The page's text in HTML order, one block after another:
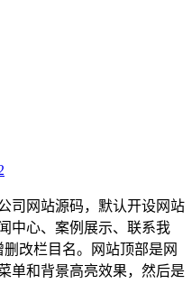
司网站源码，默认开设网站
中心、案例展示、联系我
改栏目名。网站顶部是网
单和背景高亮效果，然后是